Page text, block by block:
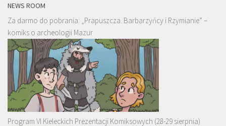
NEWS ROOM
Za darmo do pobrania: „Prapuszcza. Barbarzyńcy i Rzymianie” –
komiks o archeologii Mazur
Program VI Kieleckich Prezentacji Komiksowych (28-29 sierpnia)